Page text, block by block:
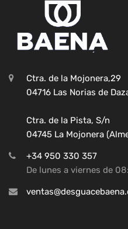
Ctra. de la Mojonera,29
04716 Las Norias de
Ctra. de la Pista, S/n
04745 La Mojonera
+34 950 330 357
De lunes a viernes de